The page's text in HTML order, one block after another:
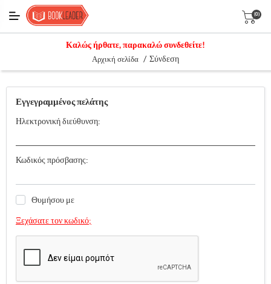
(0)
Καλώς ήρθατε, παρακαλώ συνδεθείτε!
Αρχική σελίδα / Σύνδεση
Εγγεγραμμένος πελάτης
Ηλεκτρονική διεύθυνση:
Κωδικός πρόσβασης:
Θυμήσου με
Ξεχάσατε τον κωδικό;